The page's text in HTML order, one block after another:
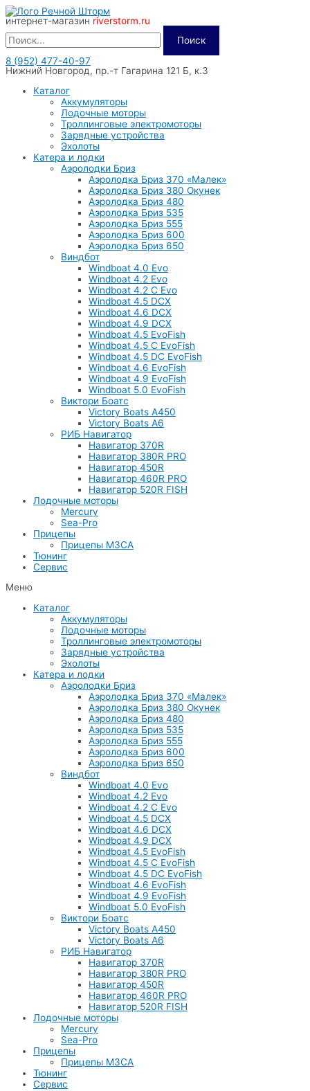
Перейти
к
содержимому
интернет-магазин riverstorm.ru
Поиск
8 (952) 477-40-97
Нижний Новгород, пр.-т Гагарина 121 Б, к.3
Каталог
Аккумуляторы
Лодочные моторы
Троллинговые электромоторы
Зарядные устройства
Эхолоты
Катера и лодки
Аэролодки Бриз
Аэролодка Бриз 370 «Малек»
Аэролодка Бриз 380 Окунек
Аэролодка Бриз 480
Аэролодка Бриз 535
Аэролодка Бриз 555
Аэролодка Бриз 600
Аэролодка Бриз 650
Виндбот
Windboat 4.0 Evo
Windboat 4.2 Evo
Windboat 4.2 C Evo
Windboat 4.5 DCX
Windboat 4.6 DCX
Windboat 4.9 DCX
Windboat 4.5 EvoFish
Windboat 4.5 C EvoFish
Windboat 4.5 DC EvoFish
Windboat 4.6 EvoFish
Windboat 4.9 EvoFish
Windboat 5.0 EvoFish
Виктори Боатс
Victory Boats A450
Victory Boats A6
РИБ Навигатор
Навигатор 370R
Навигатор 380R PRO
Навигатор 450R
Навигатор 460R PRO
Навигатор 520R FISH
Лодочные моторы
Mercury
Sea-Pro
Прицепы
Прицепы МЗСА
Тюнинг
Сервис
Меню
Каталог
Аккумуляторы
Лодочные моторы
Троллинговые электромоторы
Зарядные устройства
Эхолоты
Катера и лодки
Аэролодки Бриз
Аэролодка Бриз 370 «Малек»
Аэролодка Бриз 380 Окунек
Аэролодка Бриз 480
Аэролодка Бриз 535
Аэролодка Бриз 555
Аэролодка Бриз 600
Аэролодка Бриз 650
Виндбот
Windboat 4.0 Evo
Windboat 4.2 Evo
Windboat 4.2 C Evo
Windboat 4.5 DCX
Windboat 4.6 DCX
Windboat 4.9 DCX
Windboat 4.5 EvoFish
Windboat 4.5 C EvoFish
Windboat 4.5 DC EvoFish
Windboat 4.6 EvoFish
Windboat 4.9 EvoFish
Windboat 5.0 EvoFish
Виктори Боатс
Victory Boats A450
Victory Boats A6
РИБ Навигатор
Навигатор 370R
Навигатор 380R PRO
Навигатор 450R
Навигатор 460R PRO
Навигатор 520R FISH
Лодочные моторы
Mercury
Sea-Pro
Прицепы
Прицепы МЗСА
Тюнинг
Сервис